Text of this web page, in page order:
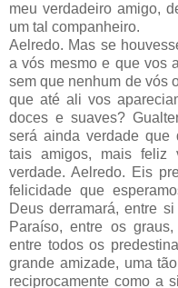
meu verdadeiro amigo,
um tal companheiro.
Aelredo. Mas se
a vós mesmo e que vos
sem que nenhum de vós
que até ali vos
doces e suaves?
será ainda verdade que
tais amigos, mais feliz
verdade. Aelredo. Eis
felicidade que
Deus derramará, entre
Paraíso, entre os
entre todos os
grande amizade, uma
reciprocamente como a